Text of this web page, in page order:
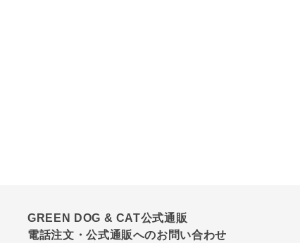
GREEN DOG & CAT公式通販
電話注文・公式通販へのお問い合わせ